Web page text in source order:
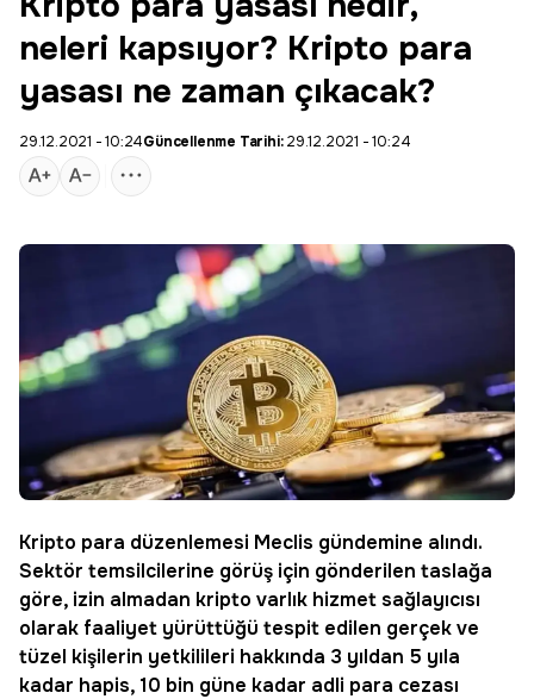
neleri kapsıyor? Kripto para
yasası ne zaman çıkacak?
29.12.2021 - 10:24Güncellenme Tarihi:29.12.2021 - 10:24
Kripto para düzenlemesi Meclis gündemine alındı.
Sektör temsilcilerine görüş için gönderilen taslağa
göre, izin almadan kripto varlık hizmet sağlayıcısı
olarak faaliyet yürüttüğü tespit edilen gerçek ve
tüzel kişilerin yetkilileri hakkında 3 yıldan 5 yıla
kadar hapis, 10 bin güne kadar adli para cezası